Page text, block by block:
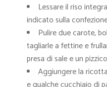
Lessare il riso
indicato sulla
Pulire due carote,
tagliarle a fettine e
presa di sale e un
Aggiungere la